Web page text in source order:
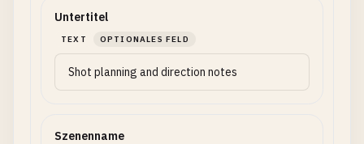
Untertitel
TEXT OPTIONALES FELD
Szenenname